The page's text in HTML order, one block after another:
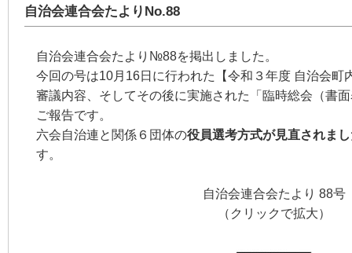
自治会連合会たよりNo.88
自治会連合会たより№88を掲出しました。
今回の号は10月16日に行われた【令和３年度 自治会町
審議内容、そしてその後に実施された「臨時総会（書
ご報告です。
六会自治連と関係６団体の役員選考方式が見直されま
す。
自治会連合会たより 88号
（クリックで拡大）